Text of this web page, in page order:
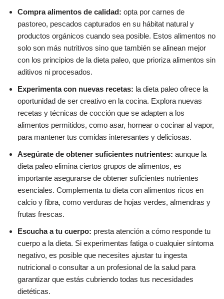
Compra alimentos de calidad: opta por carnes de
pastoreo, pescados capturados en su hábitat natural y
productos orgánicos cuando sea posible. Estos alimentos no
solo son más nutritivos sino que también se alinean mejor
con los principios de la dieta paleo, que prioriza alimentos sin
aditivos ni procesados.
Experimenta con nuevas recetas: la dieta paleo ofrece la
oportunidad de ser creativo en la cocina. Explora nuevas
recetas y técnicas de cocción que se adapten a los
alimentos permitidos, como asar, hornear o cocinar al vapor,
para mantener tus comidas interesantes y deliciosas.
Asegúrate de obtener suficientes nutrientes: aunque la
dieta paleo elimina ciertos grupos de alimentos, es
importante asegurarse de obtener suficientes nutrientes
esenciales. Complementa tu dieta con alimentos ricos en
calcio y fibra, como verduras de hojas verdes, almendras y
frutas frescas.
Escucha a tu cuerpo: presta atención a cómo responde tu
cuerpo a la dieta. Si experimentas fatiga o cualquier síntoma
negativo, es posible que necesites ajustar tu ingesta
nutricional o consultar a un profesional de la salud para
garantizar que estás cubriendo todas tus necesidades
dietéticas.